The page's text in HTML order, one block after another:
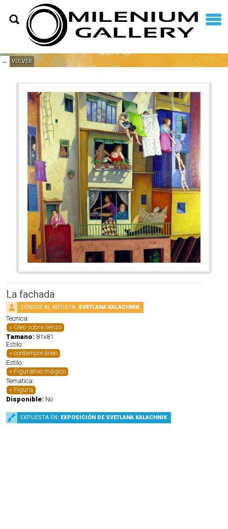
OBRAS
← VOLVER
La fachada
CONOCE AL ARTISTA: SVETLANA KALACHNIK
Tecnica:
Oleo sobre lienzo
Tamano: 81x81
Estilo:
contemporáneo
Estilo:
Figurativo mágico
Tematica:
Figura
Disponible: No
EXPUESTA EN: EXPOSICIÓN DE SVETLANA KALACHNIK